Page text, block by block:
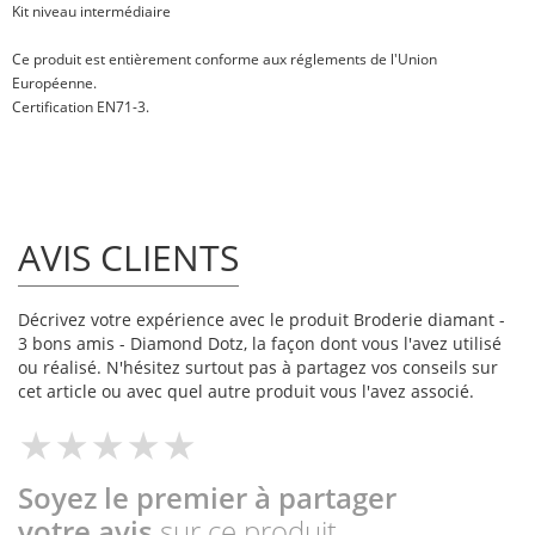
Kit niveau intermédiaire
Ce produit est entièrement conforme aux réglements de l'Union
Européenne.
Certification EN71-3.
AVIS CLIENTS
Décrivez votre expérience avec le produit Broderie diamant -
3 bons amis - Diamond Dotz, la façon dont vous l'avez utilisé
ou réalisé. N'hésitez surtout pas à partagez vos conseils sur
cet article ou avec quel autre produit vous l'avez associé.
Soyez le premier à partager